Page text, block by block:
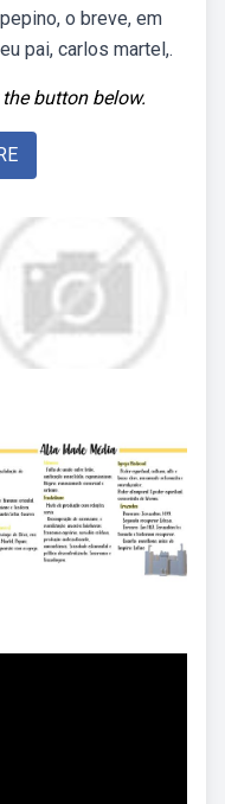
o breve, em
pai, carlos martel,.
button below.